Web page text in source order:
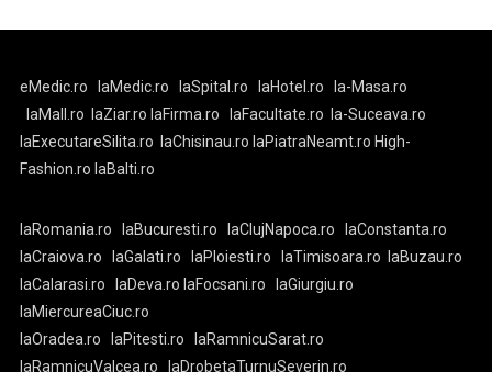
eMedic.ro laMedic.ro laSpital.ro laHotel.ro
la-Masa.ro
laMall.ro
laZiar.ro laFirma.ro laFacultate.ro
la-Suceava.ro
laExecutareSilita.ro
laChisinau.ro laPiatraNeamt.ro High-
Fashion.ro laBalti.ro
laRomania.ro laBucuresti.ro laClujNapoca.ro
laConstanta.ro
laCraiova.ro
laGalati.ro laPloiesti.ro laTimisoara.ro
laBuzau.ro
laCalarasi.ro
laDeva.ro laFocsani.ro
laGiurgiu.ro
laMiercureaCiuc.ro
laOradea.ro
laPitesti.ro
laRamnicuSarat.ro
laRamnicuValcea.ro
laDrobetaTurnuSeverin.ro